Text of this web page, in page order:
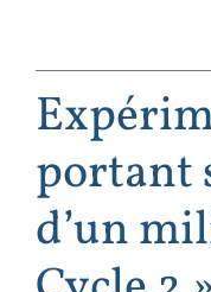
portant
d’un